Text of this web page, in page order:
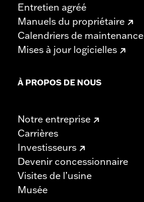
Entretien agréé
Manuels du propriétaire
Calendriers de maintenance
Mises à jour logicielles
À PROPOS DE NOUS
Notre entreprise
Carrières
Investisseurs
Devenir concessionnaire
Visites de l’usine
Musée